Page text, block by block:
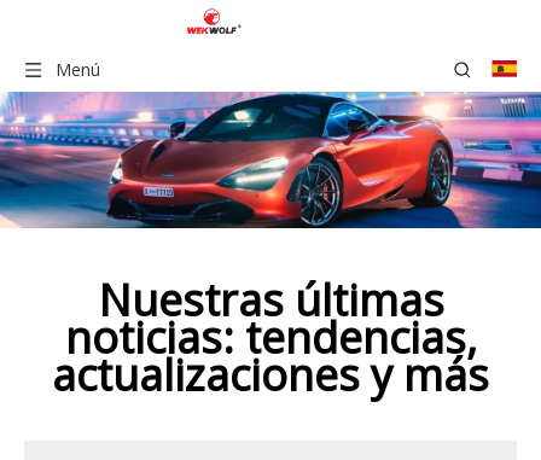
Menú
Nuestras últimas
noticias: tendencias,
actualizaciones y más